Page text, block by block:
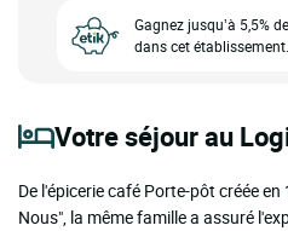
Gagnez jusqu’à 5,5%
dans cet établissement.
Votre séjour au
De l'épicerie café Porte-pôt créée
Nous", la même famille a assuré